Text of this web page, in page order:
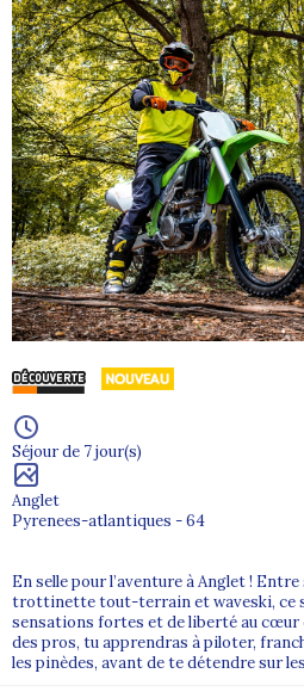
Séjour de 7 jour(s)
Anglet
Pyrenees-atlantiques - 64
En selle pour l’aventure à Anglet !
trottinette tout-terrain et waveski, ce
sensations fortes et de liberté au cœur
des pros, tu apprendras à piloter,
les pinèdes, avant de te détendre sur